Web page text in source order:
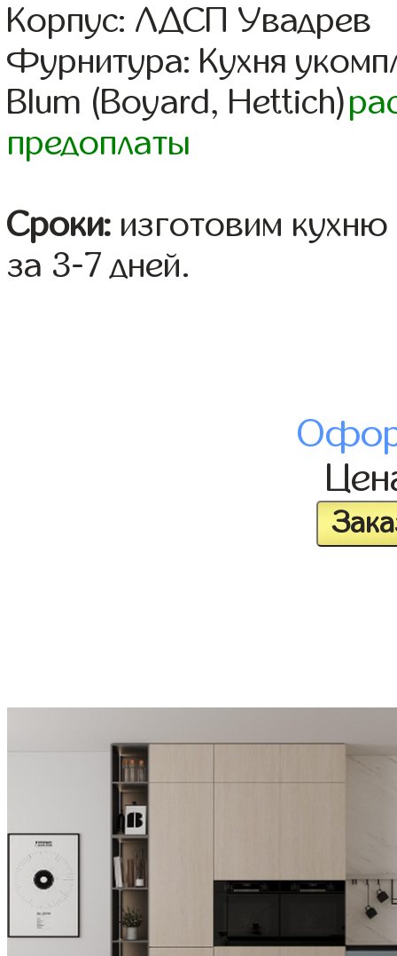
Корпус: ЛДСП Увадрев
Фурнитура: Кухня
Blum (Boyard, Hettich)
предоплаты
Сроки: изготовим
за 3-7 дней.